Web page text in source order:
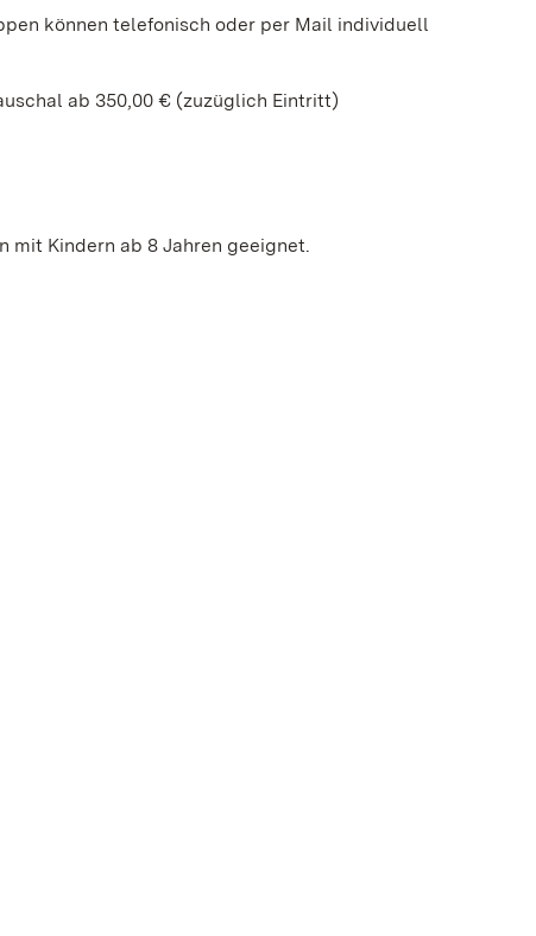
können telefonisch oder per Mail individuell
ab 350,00 € (zuzüglich Eintritt)
mit Kindern ab 8 Jahren geeignet.